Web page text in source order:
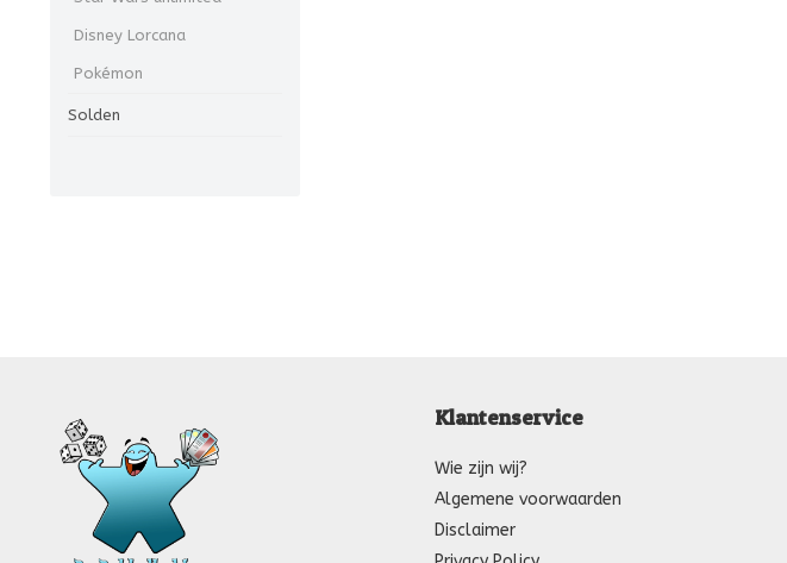
Disney Lorcana
Pokémon
Solden
Klantenservice
Wie zijn wij?
Algemene voorwaarden
Disclaimer